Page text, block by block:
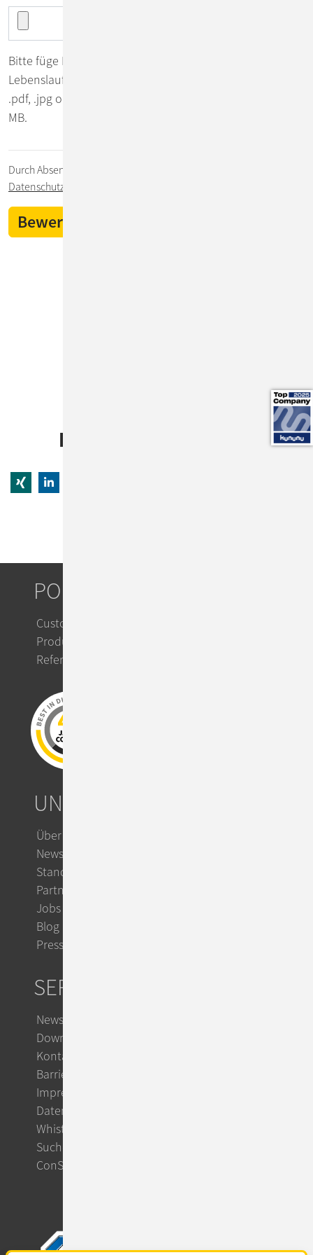
Bitte füge Deine Bewerbungsunterlagen ​(mindestens
Lebenslauf, gerne auch mehr)​​ ​in einem Dokument (.zip,
.pdf, .jpg oder .png) hinzu. Die maximale Dateigröße ist 5
MB.
Durch Absenden des Formulars stimmst Du unserer
Datenschutzerklärung
NICOLE KRAUTMANN
PORTFOLIO
Custom IT Solutions
Product Solutions
Referenzen
UNTERNEHMEN
Über ConSol
News & Events
Standorte
Partner
Jobs
Blog
Presse
SERVICE
Newsletter
Downloads
Kontakt
Barrierefreiheit
Impressum
Datenschutz
Whistleblowing
Suche
ConSol CM Support